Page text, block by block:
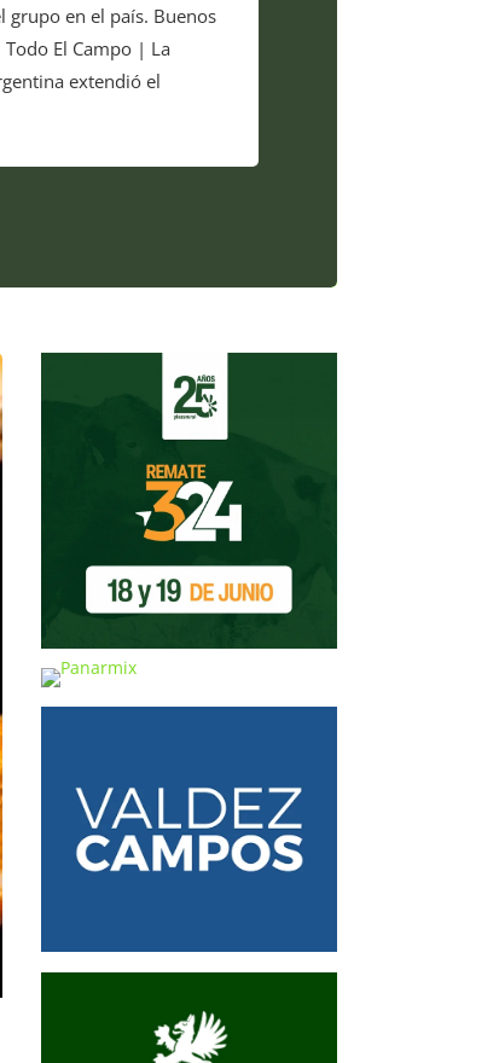
grupo en el país. Buenos
El Campo | La
extendió el